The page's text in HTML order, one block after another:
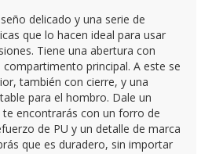
delicado y una serie de
que lo hacen ideal para usar
Tiene una abertura con
principal. A este se
también con cierre, y una
para el hombro. Dale un
encontrarás con un forro de
de PU y un detalle de marca
que es duradero, sin importar